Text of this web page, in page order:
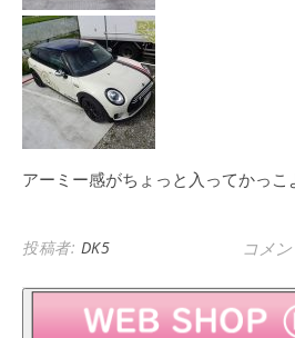
アーミー感がちょっと入ってかっこ
投稿者: DK5 BMW
コメ